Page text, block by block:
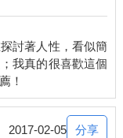
了。
討著人性，看似簡
我真的很喜歡這個
2017-02-05 分享